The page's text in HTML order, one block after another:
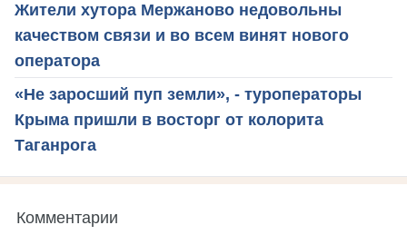
Жители хутора Мержаново недовольны
качеством связи и во всем винят нового
оператора
«Не заросший пуп земли», - туроператоры
Крыма пришли в восторг от колорита
Таганрога
Комментарии